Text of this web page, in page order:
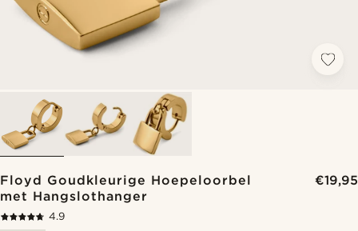
Floyd Goudkleurige Hoepeloorbel
met Hangslothanger
€19,95
4.9